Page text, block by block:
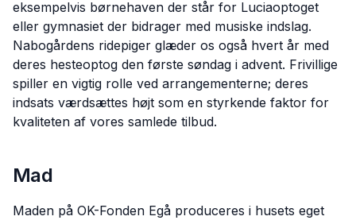
eksempelvis børnehaven der står for Luciaoptoget
eller gymnasiet der bidrager med musiske indslag.
Nabogårdens ridepiger glæder os også hvert år med
deres hesteoptog den første søndag i advent. Frivillige
spiller en vigtig rolle ved arrangementerne; deres
indsats værdsættes højt som en styrkende faktor for
kvaliteten af vores samlede tilbud.
Mad
Maden på OK-Fonden Egå produceres i husets eget